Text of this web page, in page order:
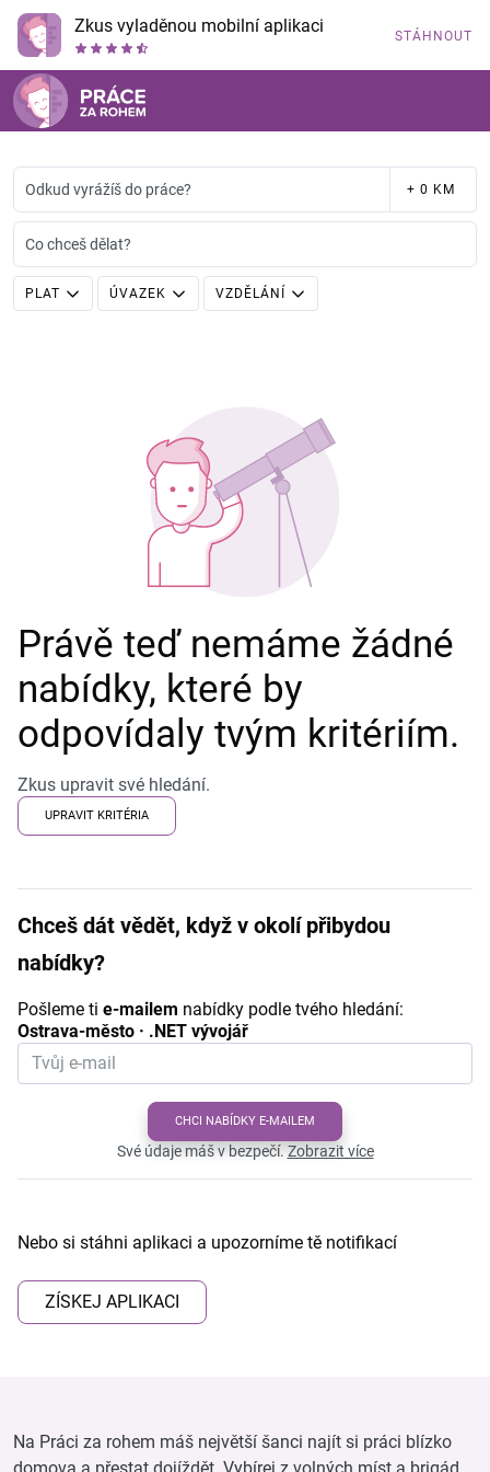
Zkus vyladěnou mobilní aplikaci STÁHNOUT
Odkud vyrážíš do práce? + 0 KM
Co chceš dělat?
PLAT ÚVAZEK VZDĚLÁNÍ
Právě teď nemáme žádné
nabídky, které by
odpovídaly tvým kritériím.
Zkus upravit své hledání.
UPRAVIT KRITÉRIA
Chceš dát vědět, když v okolí přibydou
nabídky?
Pošleme ti e-mailem nabídky podle tvého hledání:
Ostrava-město · .NET vývojář
CHCI NABÍDKY E-MAILEM
Své údaje máš v bezpečí.Zobrazit více
Nebo si stáhni aplikaci a upozorníme tě notifikací
ZÍSKEJ APLIKACI
Na Práci za rohem máš největší šanci najít si práci blízko
domova a přestat dojíždět. Vybírej z volných míst a brigád